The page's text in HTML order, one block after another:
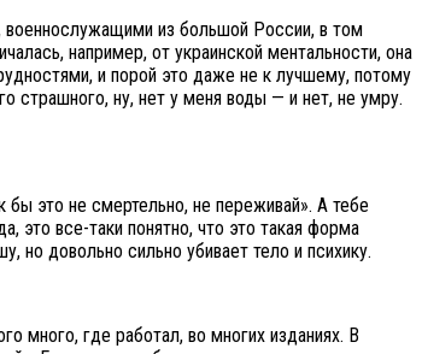
военнослужащими из большой России, в том
например, от украинской ментальности, она
и порой это даже не к лучшему, потому
страшного, ну, нет у меня воды — и нет, не умру.
бы это не смертельно, не переживай». А тебе
это все-таки понятно, что это такая форма
но довольно сильно убивает тело и психику.
много, где работал, во многих изданиях. В